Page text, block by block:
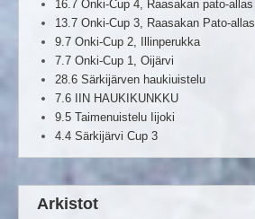
16.7 Onki-Cup 4, Raasakan pato-allas
13.7 Onki-Cup 3, Raasakan Pato-allas
9.7 Onki-Cup 2, Illinperukka
7.7 Onki-Cup 1, Oijärvi
28.6 Särkijärven haukiuistelu
7.6 IIN HAUKIKUNKKU
9.5 Taimenuistelu Iijoki
4.4 Särkijärvi Cup 3
Arkistot